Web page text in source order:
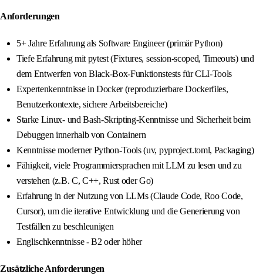
Anforderungen
5+ Jahre Erfahrung als Software Engineer (primär Python)
Tiefe Erfahrung mit pytest (Fixtures, session-scoped, Timeouts) und
dem Entwerfen von Black-Box-Funktionstests für CLI-Tools
Expertenkenntnisse in Docker (reproduzierbare Dockerfiles,
Benutzerkontexte, sichere Arbeitsbereiche)
Starke Linux- und Bash-Skripting-Kenntnisse und Sicherheit beim
Debuggen innerhalb von Containern
Kenntnisse moderner Python-Tools (uv, pyproject.toml, Packaging)
Fähigkeit, viele Programmiersprachen mit LLM zu lesen und zu
verstehen (z.B. C, C++, Rust oder Go)
Erfahrung in der Nutzung von LLMs (Claude Code, Roo Code,
Cursor), um die iterative Entwicklung und die Generierung von
Testfällen zu beschleunigen
Englischkenntnisse - B2 oder höher
Zusätzliche Anforderungen